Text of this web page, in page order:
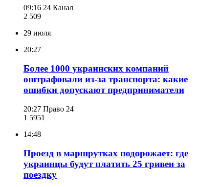
09:16 24 Канал
2 509
29 июля
20:27
Более 1000 украинских компаний
оштрафовали из-за транспорта: какие
ошибки допускают предприниматели
20:27 Право 24
1 5951
14:48
Проезд в маршрутках подорожает: где
украинцы будут платить 25 гривен за
поездку